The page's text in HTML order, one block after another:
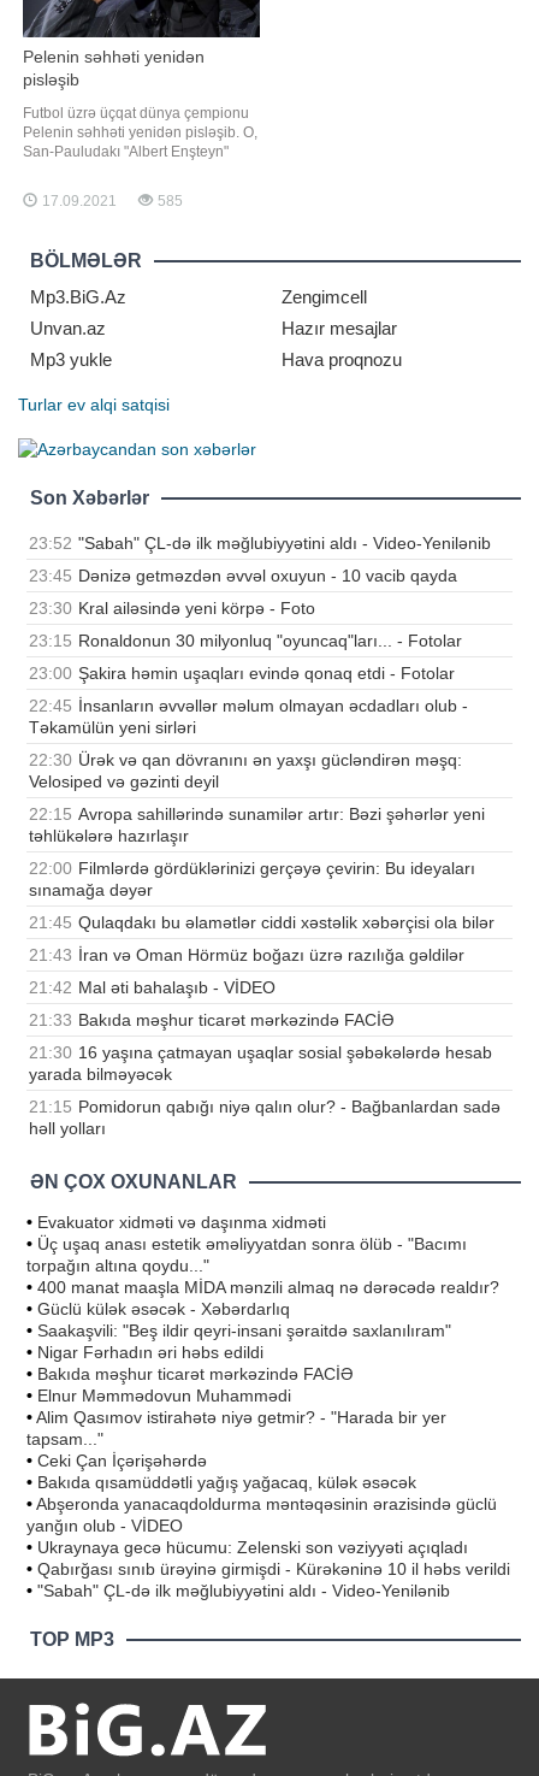
Pelenin səhhəti yenidən
pisləşib
Futbol üzrə üçqat dünya çempionu
Pelenin səhhəti yenidən pisləşib. O,
San-Pauludakı "Albert Enşteyn"
terapiya şöbəsinə köçürülüb.
Braziliyalı futbol əfsanəsinin qırtlaq
Ağırlaşmanın müvəqqəti olduğu,
xüsusi müalicə və qulluq sayəsind
17.09.2021 585
BÖLMƏLƏR
Mp3.BiG.Az
Zengimcell
Unvan.az
Hazır mesajlar
Mp3 yukle
Hava proqnozu
Turlar ev alqi satqisi
Son Xəbərlər
23:52 "Sabah" ÇL-də ilk məğlubiyyətini aldı - Video-Yenilənib
23:45 Dənizə getməzdən əvvəl oxuyun - 10 vacib qayda
23:30 Kral ailəsində yeni körpə - Foto
23:15 Ronaldonun 30 milyonluq "oyuncaq"ları... - Fotolar
23:00 Şakira həmin uşaqları evində qonaq etdi - Fotolar
22:45 İnsanların əvvəllər məlum olmayan əcdadları olub -
Təkamülün yeni sirləri
22:30 Ürək və qan dövranını ən yaxşı gücləndirən məşq:
Velosiped və gəzinti deyil
22:15 Avropa sahillərində sunamilər artır: Bəzi şəhərlər yeni
təhlükələrə hazırlaşır
22:00 Filmlərdə gördüklərinizi gerçəyə çevirin: Bu ideyaları
sınamağa dəyər
21:45 Qulaqdakı bu əlamətlər ciddi xəstəlik xəbərçisi ola bilər
21:43 İran və Oman Hörmüz boğazı üzrə razılığa gəldilər
21:42 Mal əti bahalaşıb - VİDEO
21:33 Bakıda məşhur ticarət mərkəzində FACİƏ
21:30 16 yaşına çatmayan uşaqlar sosial şəbəkələrdə hesab
yarada bilməyəcək
21:15 Pomidorun qabığı niyə qalın olur? - Bağbanlardan sadə
həll yolları
ƏN ÇOX OXUNANLAR
• Evakuator xidməti və daşınma xidməti
• Üç uşaq anası estetik əməliyyatdan sonra ölüb - "Bacımı
torpağın altına qoydu..."
• 400 manat maaşla MİDA mənzili almaq nə dərəcədə realdır?
• Güclü külək əsəcək - Xəbərdarlıq
• Saakaşvili: "Beş ildir qeyri-insani şəraitdə saxlanılıram"
• Nigar Fərhadın əri həbs edildi
• Bakıda məşhur ticarət mərkəzində FACİƏ
• Elnur Məmmədovun Muhammədi
•Alim Qasımov istirahətə niyə getmir? - "Harada bir yer
tapsam..."
• Ceki Çan İçərişəhərdə
• Bakıda qısamüddətli yağış yağacaq, külək əsəcək
•Abşeronda yanacaqdoldurma məntəqəsinin ərazisində güclü
yanğın olub - VİDEO
• Ukraynaya gecə hücumu: Zelenski son vəziyyəti açıqladı
• Qabırğası sınıb ürəyinə girmişdi - Kürəkəninə 10 il həbs verildi
• "Sabah" ÇL-də ilk məğlubiyyətini aldı - Video-Yenilənib
TOP MP3